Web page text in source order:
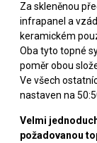
Za skleněnou
infrapanel a
keramickém
Oba tyto topné
poměr obou
Ve všech
nastaven na
Velmi
požadovanou